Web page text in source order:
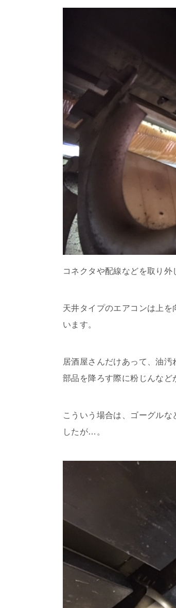
コネクタや配線などを取り外
天井タイプのエアコンは上
います。
居酒屋さんだけあって、油汚
部品を降ろす際に粉じんな
こういう場合は、ゴーグル
したが…。